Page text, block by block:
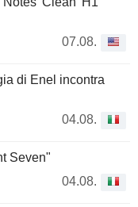
07.08.
di Enel incontra
04.08.
Seven"
04.08.